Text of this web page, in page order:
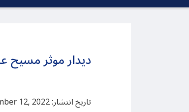
دیدار موثر مسیح
تاریخ انتشار: November 12, 2022